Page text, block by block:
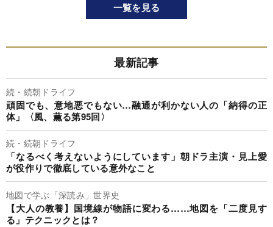
一覧を見る
最新記事
続・続朝ドライフ
頑固でも、意地悪でもない…融通が利かない人の「納得の正
体」〈風、薫る第95回〉
続・続朝ドライフ
「なるべく考えないようにしています」朝ドラ主演・見上愛
が役作りで徹底している意外なこと
地図で学ぶ「深読み」世界史
【大人の教養】国境線が物語に変わる……地図を「二度見す
る」テクニックとは？